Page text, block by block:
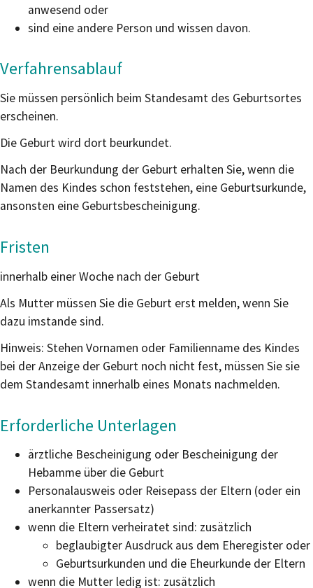
anwesend oder
sind eine andere Person und wissen davon.
Verfahrensablauf
Sie müssen persönlich beim Standesamt des Geburtsortes
erscheinen.
Die Geburt wird dort beurkundet.
Nach der Beurkundung der Geburt erhalten Sie, wenn die
Namen des Kindes schon feststehen, eine Geburtsurkunde,
ansonsten eine Geburtsbescheinigung.
Fristen
innerhalb einer Woche nach der Geburt
Als Mutter müssen Sie die Geburt erst melden, wenn Sie
dazu imstande sind.
Hinweis: Stehen Vornamen oder Familienname des Kindes
bei der Anzeige der Geburt noch nicht fest, müssen Sie sie
dem Standesamt innerhalb eines Monats nachmelden.
Erforderliche Unterlagen
ärztliche Bescheinigung oder Bescheinigung der
Hebamme über die Geburt
Personalausweis oder Reisepass der Eltern (oder ein
anerkannter Passersatz)
wenn die Eltern verheiratet sind: zusätzlich
beglaubigter Ausdruck aus dem Eheregister oder
Geburtsurkunden und die Eheurkunde der Eltern
wenn die Mutter ledig ist: zusätzlich